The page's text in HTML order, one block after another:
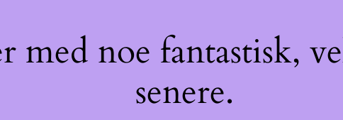
med noe fantastisk,
senere.